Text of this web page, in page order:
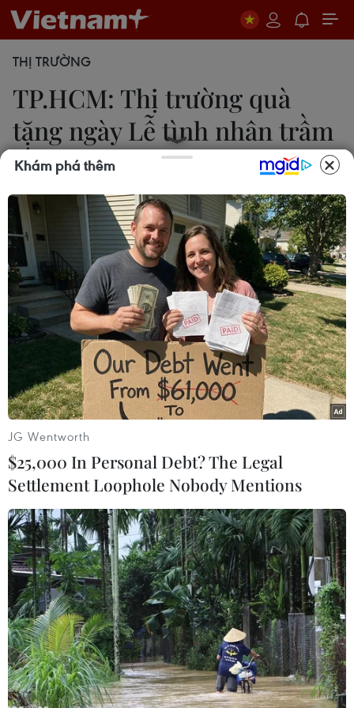
THỊ TRƯỜNG
TP.HCM: Thị trường quà
tặng ngày Lễ tình nhân trầm
lắng
Mỹ Phương
13/02/2015 23:14
Năm nay, ngày Lễ tình nhân vào dịp cận Tết nên
dù cơ sở kinh doanh tung ra những quà tặng mới
và độc đáo nhưng thị trường vẫn trầm lắng.
Chợ hoa Hồ Thị Kỷ - chợ hoa đầu mối lớn nhất Thành phố Hồ
Chí Minh. (Ảnh: Phương Vy/TTXVN)
Năm nay, ngày Lễ tình nhân (14/2) rơi vào đúng
dịp cận Tết Nguyên đán Ất Mùi năm 2015 nên
dù các đơn vị sản xuất, kinh doanh đã tung ra
Khám phá thêm
JG Wentworth
$25,000 In Personal Debt? The Legal
Settlement Loophole Nobody Mentions